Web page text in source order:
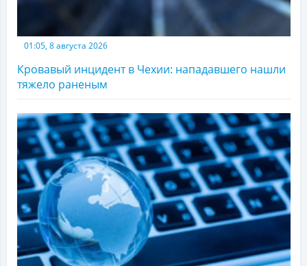
01:05, 8 августа 2026
Кровавый инцидент в Чехии: нападавшего нашли
тяжело раненым